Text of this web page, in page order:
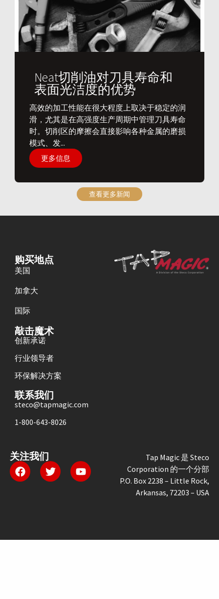
Neat切削油对刀具寿命和
表面光洁度的优势
​高效的加工性能在很大程度上取决于稳定的润
滑，尤其是在高强度生产周期中管理刀具寿命
时。切削区的摩擦会直接影响各种金属的磨损
模式、发...
更多信息
查看更多新闻
购买地点
美国
加拿大
国际
敲击魔术
创新承诺
行业领导者
环保解决方案
联系我们
steco@tapmagic.com
1-800-643-8026
关注我们
Tap Magic 是 Steco
Corporation 的一个分部
P.O. Box 2238 – Little Rock,
Arkansas, 72203 – USA